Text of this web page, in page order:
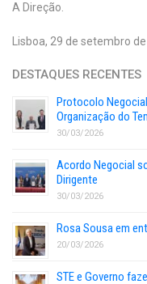
A Direção.
Lisboa, 29 de setembro de
DESTAQUES RECENTES
Protocolo
Organização do
30/03/2026
Acordo Negocial
Dirigente
30/03/2026
Rosa Sousa em
20/03/2026
STE e Governo